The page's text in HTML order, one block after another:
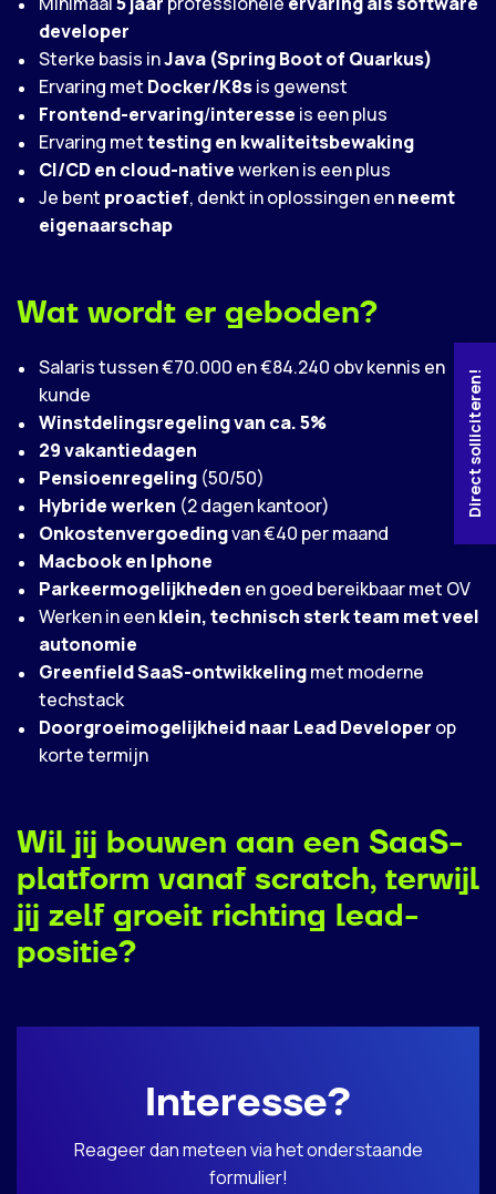
Direct solliciteren!
developer
Sterke basis inJava (Spring Boot of Quarkus)
Ervaring met Docker/K8sis gewenst
Frontend-ervaring/interesse is een plus
Ervaring mettesting en kwaliteitsbewaking
CI/CD en cloud-nativewerken is een plus
Je bent proactief, denkt in oplossingen enneemt
eigenaarschap
Wat wordt er geboden?
Salaris tussen €70.000 en €84.240 obv kennis en
kunde
Winstdelingsregeling van ca. 5%
29 vakantiedagen
Pensioenregeling (50/50)
Hybride werken (2 dagen kantoor)
Onkostenvergoedingvan €40 per maand
Macbook en Iphone
Parkeermogelijkheden en goed bereikbaar met OV
Werken in eenklein, technisch sterk team met veel
autonomie
Greenfield SaaS-ontwikkelingmet moderne
techstack
Doorgroeimogelijkheid naar Lead Developer op
korte termijn
Wil jij bouwen aan een SaaS-
platform vanaf scratch, terwijl
jij zelf groeit richting lead-
positie?
Interesse?
Reageer dan meteen via het onderstaande
formulier!